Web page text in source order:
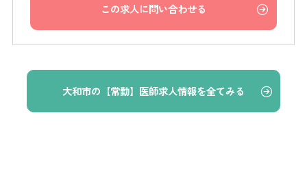
この求人に問い合わせる
大和市の【常勤】医師求人情報を全てみる